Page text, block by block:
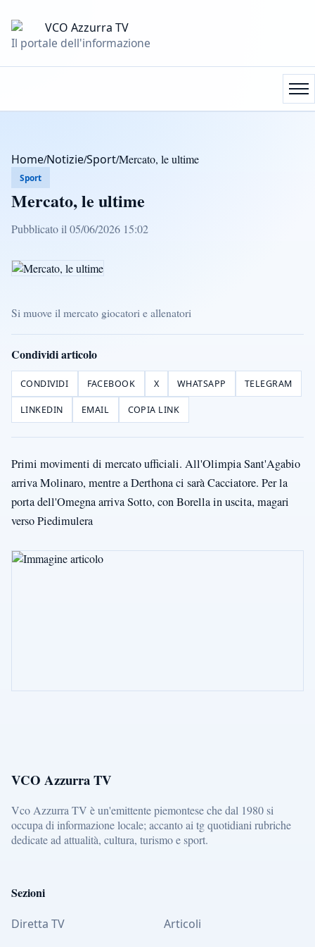
Il portale dell'informazione
Home/Notizie/Sport/Mercato, le ultime
Sport
Mercato, le ultime
Pubblicato il 05/06/2026 15:02
Si muove il mercato giocatori e allenatori
Condividi articolo
CONDIVIDI FACEBOOK X WHATSAPP TELEGRAM
LINKEDIN EMAIL COPIA LINK
Primi movimenti di mercato ufficiali. All'Olimpia Sant'Agabio
arriva Molinaro, mentre a Derthona ci sarà Cacciatore. Per la
porta dell'Omegna arriva Sotto, con Borella in uscita, magari
verso Piedimulera
VCO Azzurra TV
Vco Azzurra TV è un'emittente piemontese che dal 1980 si
occupa di informazione locale; accanto ai tg quotidiani rubriche
dedicate ad attualità, cultura, turismo e sport.
Sezioni
Diretta TV
Articoli